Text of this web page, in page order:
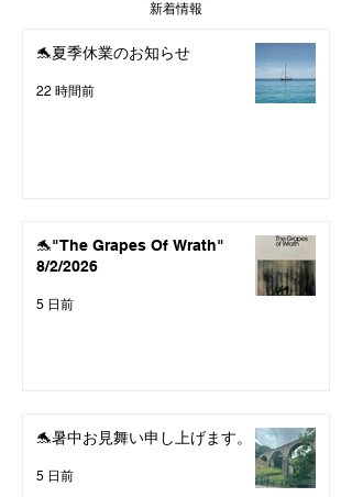
新着情報
🐬夏季休業のお知らせ
22 時間前
🐬"The Grapes Of Wrath"
8/2/2026
5 日前
🐬暑中お見舞い申し上げます。
5 日前